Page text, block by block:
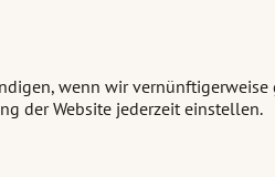
wenn wir
der Website jederzeit einstellen.